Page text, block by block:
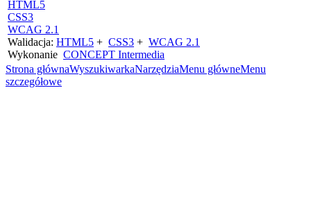
HTML5
CSS3
WCAG 2.1
Walidacja: HTML5 + CSS3 + WCAG 2.1
Wykonanie CONCEPT Intermedia
Strona głównaWyszukiwarkaNarzędziaMenu główneMenu
szczegółowe